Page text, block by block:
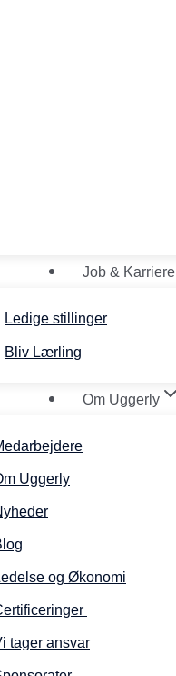
Job & Karriere
Ledige stillinger
Bliv Lærling
Om Uggerly
Uggerly
og Økonomi
tager ansvar